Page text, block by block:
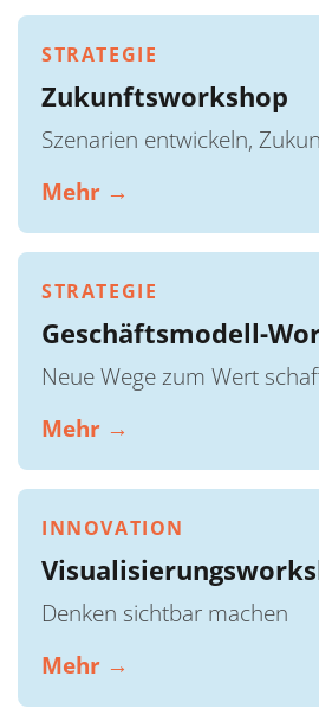
STRATEGIE
Zukunftsworkshop
Szenarien entwickeln,
Mehr →
STRATEGIE
Geschäftsmodell-
Neue Wege zum Wert
Mehr →
INNOVATION
Denken sichtbar machen
Mehr →